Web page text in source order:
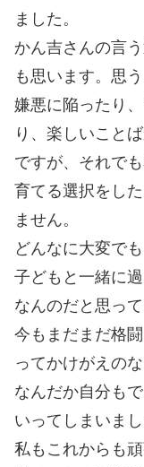
ました。
かん吉さんの言
も思います。思
嫌悪に陥ったり
り、楽しいこと
ですが、それで
育てる選択をし
ません。
どんなに大変で
子どもと一緒に
なんのだと思って
今もまだまだ格
ってかけがえの
なんだか自分も
いってしまいま
私もこれからも